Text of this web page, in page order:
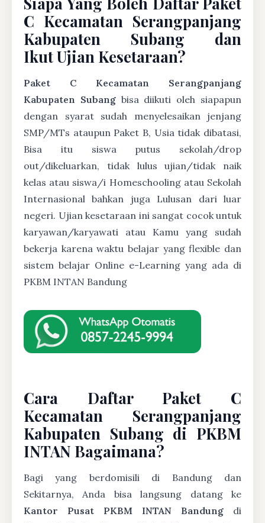
C Kecamatan Serangpanjang
Kabupaten Subang dan
Ikut Ujian Kesetaraan?
Paket C Kecamatan Serangpanjang
Kabupaten Subangbisa diikuti oleh siapapun
dengan syarat sudah menyelesaikan jenjang
SMP/MTs ataupun Paket B, Usia tidak dibatasi,
Bisa itu siswa putus sekolah/drop
out/dikeluarkan, tidak lulus ujian/tidak naik
kelas atau siswa/i Homeschooling atau Sekolah
Internasional bahkan juga Lulusan dari luar
negeri. Ujian kesetaraan ini sangat cocok untuk
karyawan/karyawati atau Kamu yang sudah
bekerja karena waktu belajar yang flexible dan
sistem belajar Online e-Learning yang ada di
PKBM INTAN Bandung
Cara Daftar Paket C
Kecamatan Serangpanjang
Kabupaten Subang di PKBM
INTAN Bagaimana?
Bagi yang berdomisili di Bandung dan
Sekitarnya, Anda bisa langsung datang ke
Kantor Pusat PKBM INTAN Bandung di